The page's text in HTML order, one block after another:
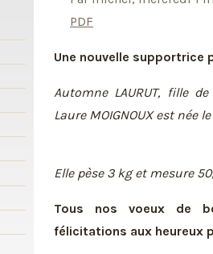
PDF
Une nouvelle supportrice
Automne LAURUT, fille
Laure MOIGNOUX est née
Elle pèse 3 kg et mesure
Tous nos voeux de
félicitations aux heureux